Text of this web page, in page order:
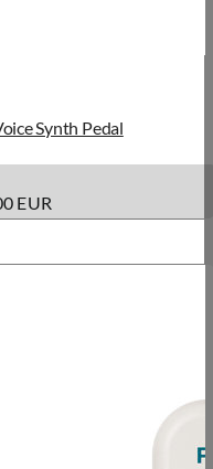
Synth Pedal
EUR